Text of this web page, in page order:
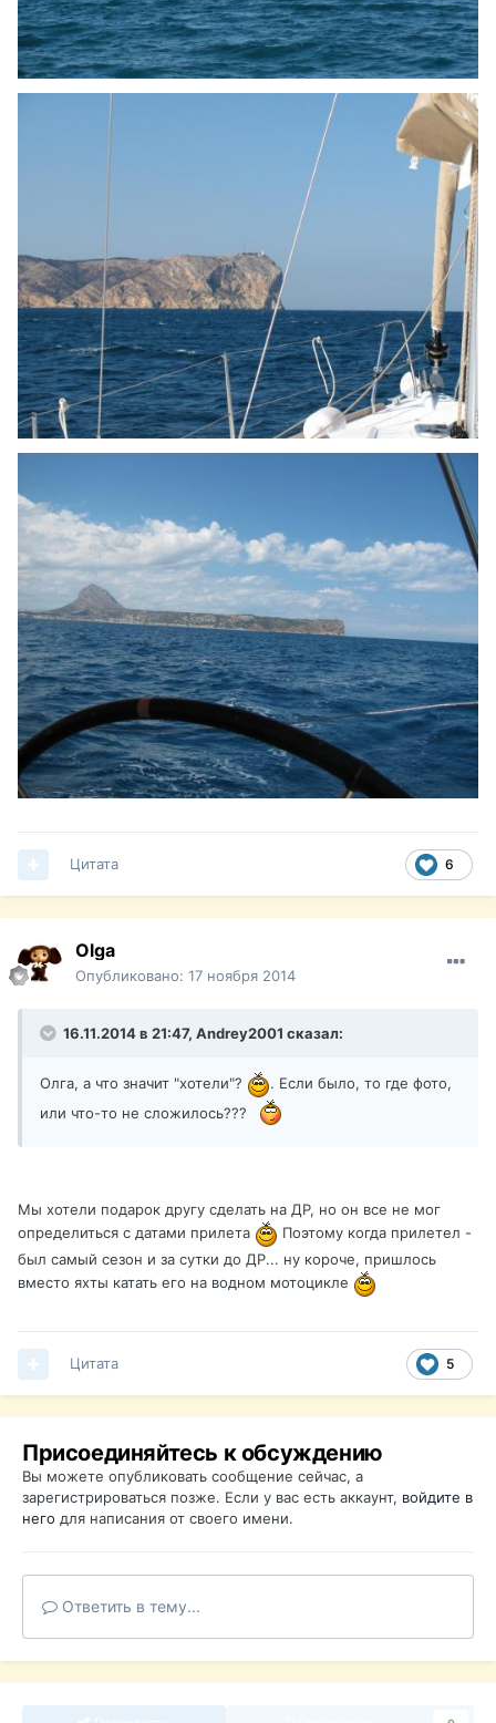
6
Цитата
Olga
Опубликовано: 17 ноября 2014
16.11.2014 в 21:47, Andrey2001 сказал:
Олга, а что значит "хотели"?
. Если было, то где фото,
или что-то не сложилось???
Мы хотели подарок другу сделать на ДР, но он все не мог
определиться с датами прилета
Поэтому когда прилетел -
был самый сезон и за сутки до ДР... ну короче, пришлось
вместо яхты катать его на водном мотоцикле
5
Цитата
Присоединяйтесь к обсуждению
Вы можете опубликовать сообщение сейчас, а
зарегистрироваться позже. Если у вас есть аккаунт, войдите в
него для написания от своего имени.
Ответить в тему...